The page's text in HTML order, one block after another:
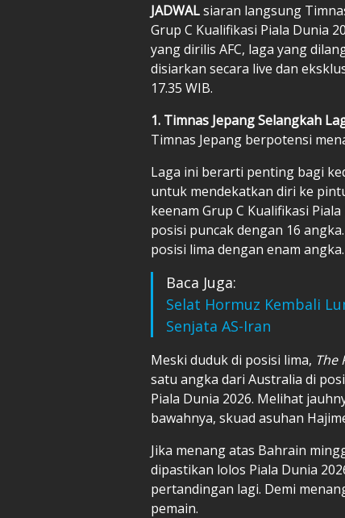
JADWALsiaran langsung
Grup C Kualifikasi Piala Dunia
yang dirilis AFC, laga yang
disiarkan secara live dan
17.35 WIB.
1. Timnas Jepang Selangkah
Timnas Jepang berpotensi
Laga ini berarti penting bagi
untuk mendekatkan diri ke
keenam Grup C Kualifikasi
posisi puncak dengan 16
posisi lima dengan enam angka.
Baca Juga:
Selat Hormuz Kembali
Senjata AS-Iran
Meski duduk di posisi lima, The
satu angka dari Australia di
Piala Dunia 2026. Melihat
bawahnya, skuad asuhan
Jika menang atas Bahrain
dipastikan lolos Piala Dunia
pertandingan lagi. Demi
pemain.